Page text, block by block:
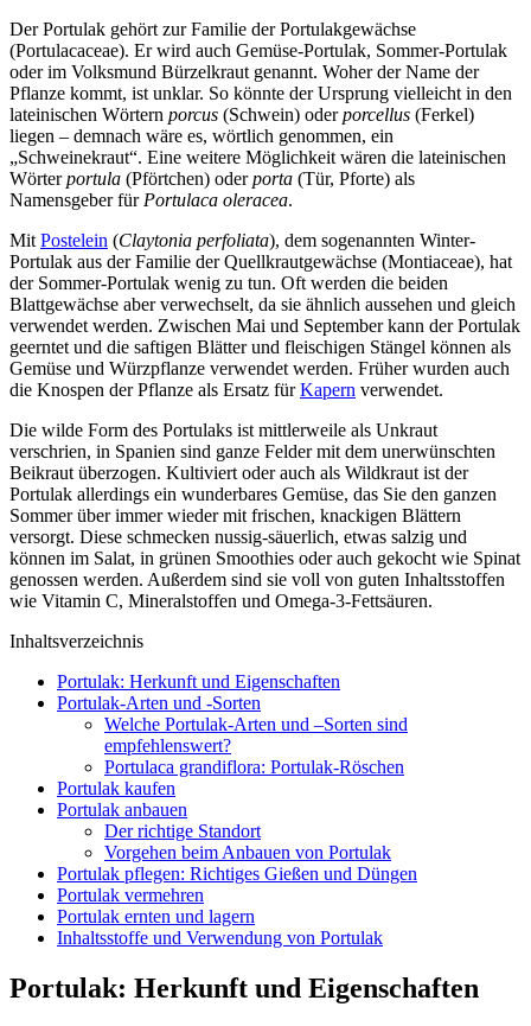
Der Portulak gehört zur Familie der Portulakgewächse
(Portulacaceae). Er wird auch Gemüse-Portulak, Sommer-Portulak
oder im Volksmund Bürzelkraut genannt. Woher der Name der
Pflanze kommt, ist unklar. So könnte der Ursprung vielleicht in den
lateinischen Wörtern porcus (Schwein) oderporcellus (Ferkel)
liegen – demnach wäre es, wörtlich genommen, ein
„Schweinekraut“. Eine weitere Möglichkeit wären die lateinischen
Wörterportula (Pförtchen) oderporta (Tür, Pforte) als
Namensgeber für Portulaca oleracea.
Mit Postelein (Claytonia perfoliata), dem sogenannten Winter-
Portulak aus der Familie der Quellkrautgewächse (Montiaceae), hat
der Sommer-Portulak wenig zu tun. Oft werden die beiden
Blattgewächse aber verwechselt, da sie ähnlich aussehen und gleich
verwendet werden. Zwischen Mai und September kann der Portulak
geerntet und die saftigen Blätter und fleischigen Stängel können als
Gemüse und Würzpflanze verwendet werden. Früher wurden auch
die Knospen der Pflanze als Ersatz fürKapern verwendet.
Die wilde Form des Portulaks ist mittlerweile als Unkraut
verschrien, in Spanien sind ganze Felder mit dem unerwünschten
Beikraut überzogen. Kultiviert oder auch als Wildkraut ist der
Portulak allerdings ein wunderbares Gemüse, das Sie den ganzen
Sommer über immer wieder mit frischen, knackigen Blättern
versorgt. Diese schmecken nussig-säuerlich, etwas salzig und
können im Salat, in grünen Smoothies oder auch gekocht wie Spinat
genossen werden. Außerdem sind sie voll von guten Inhaltsstoffen
wie Vitamin C, Mineralstoffen und Omega-3-Fettsäuren.
Inhaltsverzeichnis
Portulak: Herkunft und Eigenschaften
Portulak-Arten und -Sorten
Welche Portulak-Arten und –Sorten sind
empfehlenswert?
Portulaca grandiflora: Portulak-Röschen
Portulak kaufen
Portulak anbauen
Der richtige Standort
Vorgehen beim Anbauen von Portulak
Portulak pflegen: Richtiges Gießen und Düngen
Portulak vermehren
Portulak ernten und lagern
Inhaltsstoffe und Verwendung von Portulak
Portulak: Herkunft und Eigenschaften